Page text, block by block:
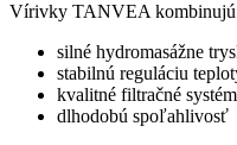
Vírivky TANVEA
silné hydromasážne
stabilnú reguláciu
kvalitné filtračné
dlhodobú spoľahlivosť